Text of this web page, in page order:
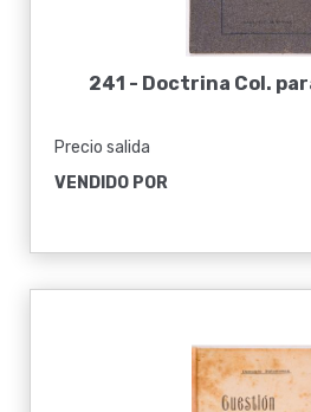
241 - Doctrina Col.
Precio salida
VENDIDO POR